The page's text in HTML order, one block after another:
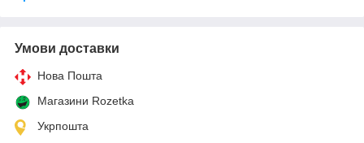
Умови доставки
Нова Пошта
Магазини Rozetka
Укрпошта